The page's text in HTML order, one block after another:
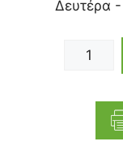
Δευτέρα